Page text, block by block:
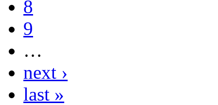
8
9
…
next ›
last »